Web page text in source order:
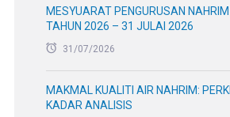
MESYUARAT PENGURUSAN
TAHUN 2026 – 31 JULAI 2026
31/07/2026
MAKMAL KUALITI AIR NAHRIM:
KADAR ANALISIS